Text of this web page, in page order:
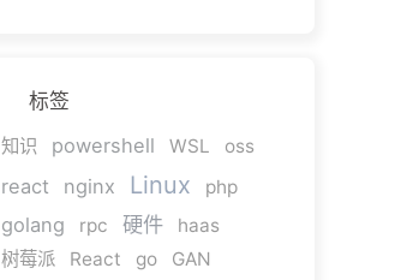
标签
知识 powershell WSL oss
react nginx Linux php
golang rpc 硬件
haas
树莓派
React go
GAN